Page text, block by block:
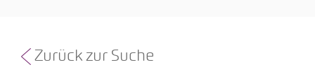
Zurück zur Suche